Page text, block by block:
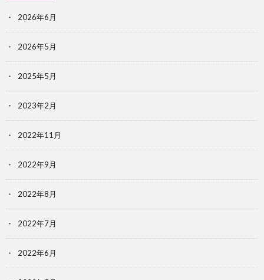
2026年6月
2026年5月
2025年5月
2023年2月
2022年11月
2022年9月
2022年8月
2022年7月
2022年6月